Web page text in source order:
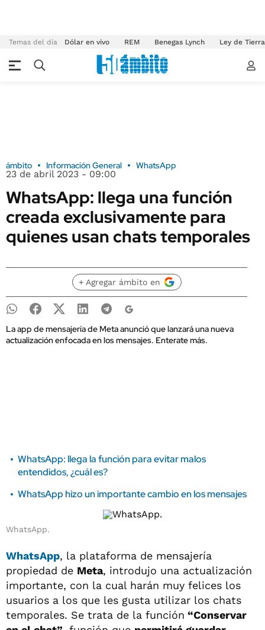
Temas del día Dólar en vivo REM Benegas Lynch Ley de
ámbito Información General WhatsApp
23 de abril 2023 - 09:00
WhatsApp: llega una función
creada exclusivamente para
quienes usan chats temporales
+ Agregar ámbito en
La app de mensajería de Meta anunció que lanzará una nueva
actualización enfocada en los mensajes. Enterate más.
WhatsApp: llega la función para evitar malos
entendidos, ¿cuál es?
WhatsApp hizo un importante cambio en los mensajes
WhatsApp.
WhatsApp, la plataforma de mensajería
propiedad de Meta, introdujo una actualización
importante, con la cual harán muy felices los
usuarios a los que les gusta utilizar los chats
temporales. Se trata de la función “Conservar